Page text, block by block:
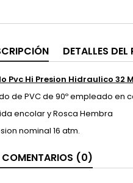
DETALLES
Pvc Hi Presion Hidraulico 32
de PVC de 90º empleado en
encolar y Rosca Hembra
nominal 16 atm.
COMENTARIOS (0)